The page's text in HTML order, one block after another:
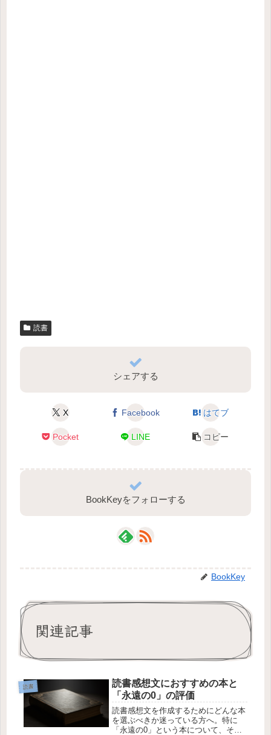
読書
シェアする
X Facebook はてブ
Pocket LINE コピー
BookKeyをフォローする
BookKey
関連記事
読書
読書感想文におすすめの本と
「永遠の0」の評価
読書感想文を作成するためにどんな本
を選ぶべきか迷っている方へ。特に
「永遠の0」という本について、その